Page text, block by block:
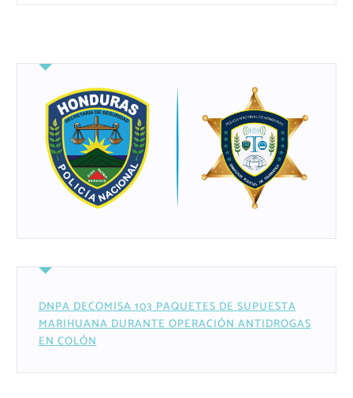
DNPA DECOMISA 103 PAQUETES DE SUPUESTA
MARIHUANA DURANTE OPERACIÓN ANTIDROGAS
EN COLÓN